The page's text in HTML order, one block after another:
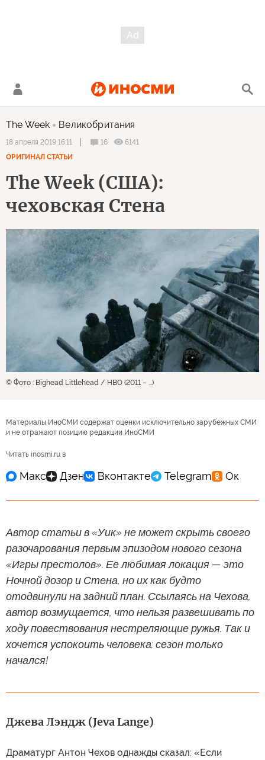
The Week Великобритания
18 апреля 2019 16:11 16
6141
ОРИГИНАЛ СТАТЬИ
The Week (США):
чеховская Стена
© Фото : Bighead Littlehead / HBO (2011 – ...)
Материалы ИноСМИ содержат оценки исключительно зарубежных СМИ
и не отражают позицию редакции ИноСМИ
Читать inosmi.ru в
Автор статьи в «Уик» не может скрыть своего
разочарования первым эпизодом нового сезона
«Игры престолов». Ее любимая локация — это
Ночной дозор и Стена, но их как будто
отодвинули на задний план. Ссылаясь на Чехова,
автор возмущается, что нельзя развешивать по
ходу повествования нестреляющие ружья. Так и
хочется успокоить человека: сезон только
начался!
Джева Лэндж (Jeva Lange)
Драматург Антон Чехов однажды сказал: «Если